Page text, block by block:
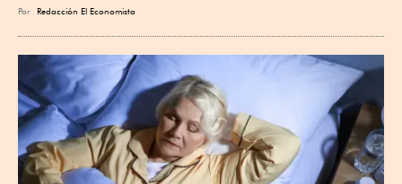
Por Redacción El Economista